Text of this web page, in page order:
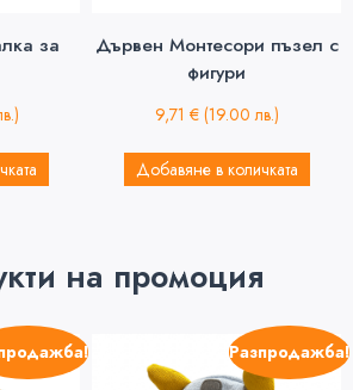
за
Дървен Монтесори пъзел с
фигури
9,71 € (19.00 лв.)
Добавяне в количката
на промоция
Разпродажба!